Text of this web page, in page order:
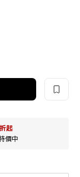
起
價中